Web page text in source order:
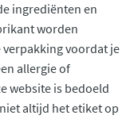
ingrediënten en
worden
verpakking voordat je
allergie of
website is bedoeld
altijd het etiket op